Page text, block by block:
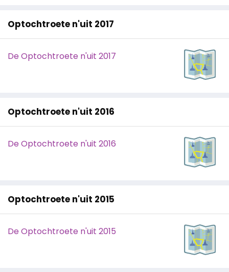
Optochtroete n'uit 2017
De Optochtroete n'uit 2017
Optochtroete n'uit 2016
De Optochtroete n'uit 2016
Optochtroete n'uit 2015
De Optochtroete n'uit 2015